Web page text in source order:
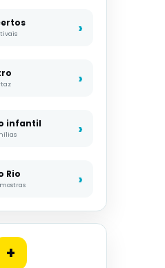
infantil
Rio
+